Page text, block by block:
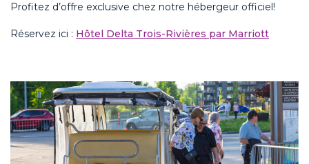
Profitez d’offre exclusive chez notre hébergeur officiel!
Réservez ici : Hôtel Delta Trois-Rivières par Marriott